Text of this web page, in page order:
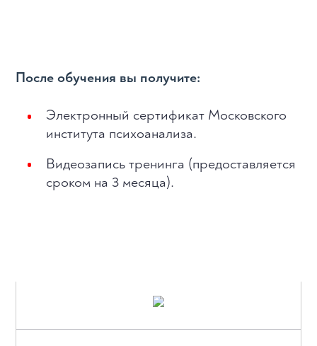
После обучения вы получите:
Электронный сертификат Московского
института психоанализа.
Видеозапись тренинга (предоставляется
сроком на 3 месяца).